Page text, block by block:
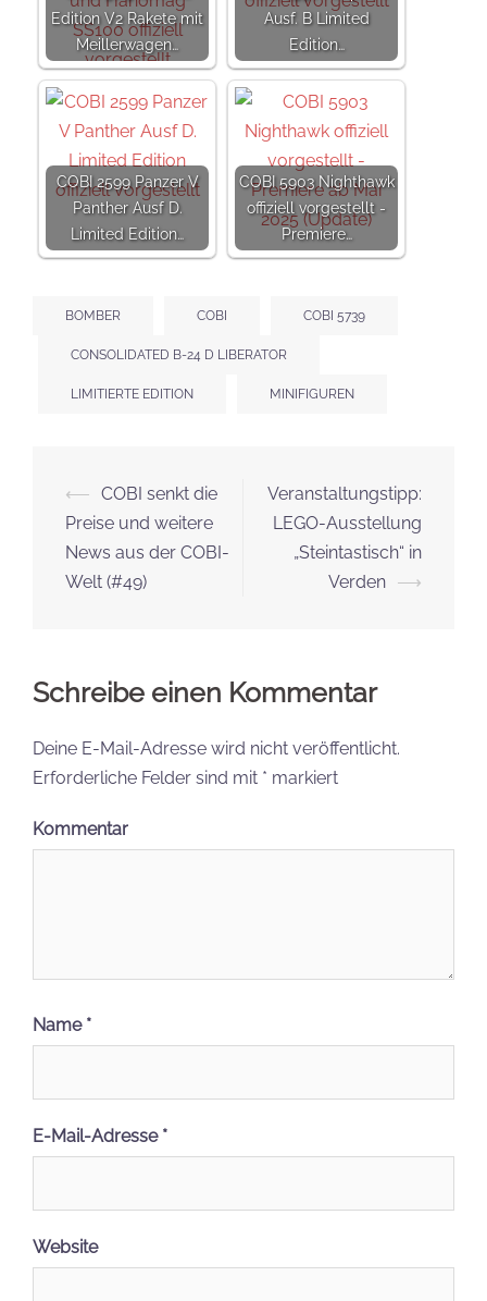
Edition V2 Rakete mit
Meillerwagen…
Ausf. B Limited
Edition…
COBI 2599 Panzer V
Panther Ausf D.
Limited Edition…
COBI 5903 Nighthawk
offiziell vorgestellt -
Premiere…
BOMBER COBI COBI 5739
CONSOLIDATED B-24 D LIBERATOR
LIMITIERTE EDITION MINIFIGUREN
Beitrags-
Navigation
⟵ COBI senkt die
Preise und weitere
News aus der COBI-
Welt (#49)
Veranstaltungstipp:
LEGO-Ausstellung
„Steintastisch“ in
Verden ⟶
Schreibe einen Kommentar
Deine E-Mail-Adresse wird nicht veröffentlicht.
Erforderliche Felder sind mit * markiert
Kommentar
Name *
E-Mail-Adresse *
Website